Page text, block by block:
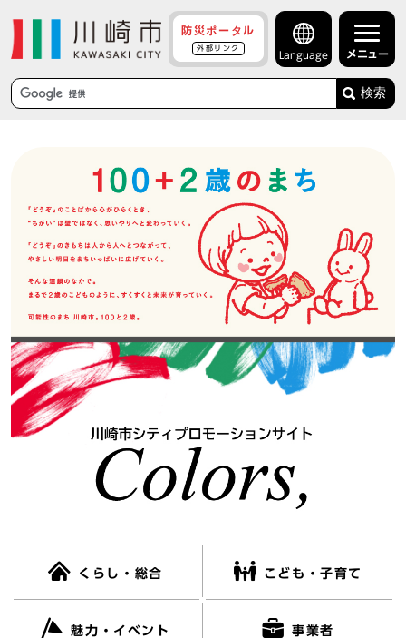
防災ポータル
外部リンク
Language メニュー
検索
くらし・総合 こども・子育て
魅力・イベント 事業者